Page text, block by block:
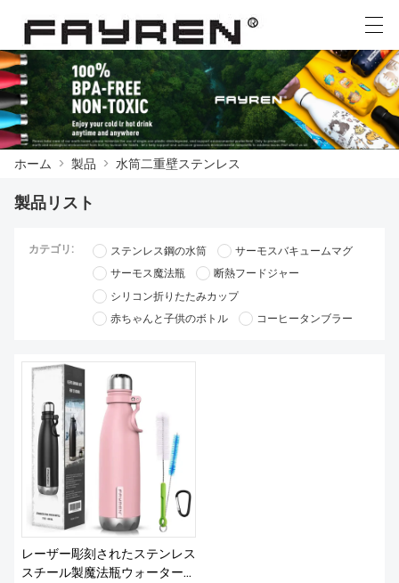
製品
ニュース
我々に連絡し
私たちについて
العربية Deutsch Ελληνική γλώσσα English
ホーム > 製品 > 水筒二重壁ステンレス
製品リスト
カテゴリ: ステンレス鋼の水筒
サーモスバキュームマグ
サーモス魔法瓶
断熱フードジャー
シリコン折りたたみカップ
赤ちゃんと子供のボトル
コーヒータンブラー
レーザー彫刻されたステンレス
スチール製魔法瓶ウォーターボ